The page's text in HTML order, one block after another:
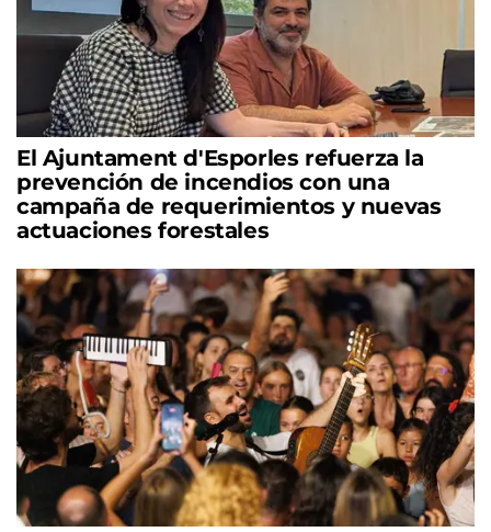
El Ajuntament d'Esporles refuerza la
prevención de incendios con una
campaña de requerimientos y nuevas
actuaciones forestales